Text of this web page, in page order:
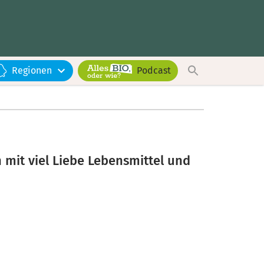
Regionen Podcast
mit viel Liebe Lebensmittel und